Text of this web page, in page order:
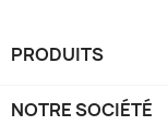
PRODUITS
NOTRE SOCIÉTÉ